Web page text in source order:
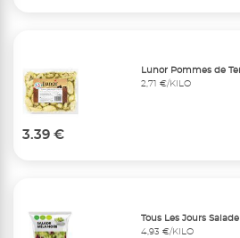
Lunor Pommes de
2,71 €/KILO
3.39 €
Tous Les Jours
4,93 €/KILO